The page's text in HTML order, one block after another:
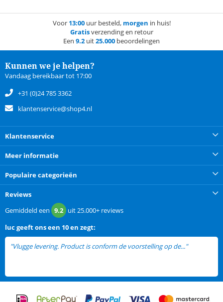
Voor 13:00uur besteld, morgen in huis!
Gratisverzending en retour
Een 9.2 uit25.000 beoordelingen
Kunnen we je helpen?
Vandaag bereikbaar tot 17:00
+31 (0)24 785 3362
klantenservice@shop4.nl
Klantenservice
Meer informatie
Populaire categorieën
Reviews
Gemiddeld een 9.2 uit25.000+ reviews
lucgeeft ons een 10 en zegt:
"Vlugge levering. Product is conform de voorstelling op de..."